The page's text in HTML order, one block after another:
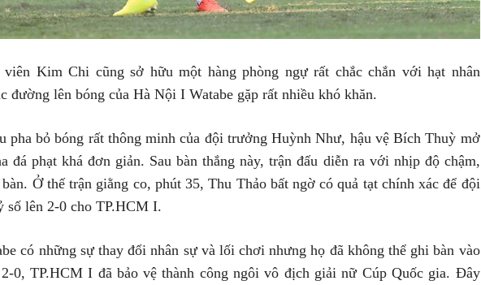
Kim Chi cũng sở hữu một hàng phòng ngự rất chắc chắn với hạt nhân
đường lên bóng của Hà Nội I Watabe gặp rất nhiều khó khăn.
pha bỏ bóng rất thông minh của đội trưởng Huỳnh Như, hậu vệ Bích Thuỳ mở
đá phạt khá đơn giản. Sau bàn thắng này, trận đấu diễn ra với nhịp độ chậm,
Ở thế trận giằng co, phút 35, Thu Thảo bất ngờ có quả tạt chính xác để đội
số lên 2-0 cho TP.HCM I.
có những sự thay đổi nhân sự và lối chơi nhưng họ đã không thể ghi bàn vào
0, TP.HCM I đã bảo vệ thành công ngôi vô địch giải nữ Cúp Quốc gia. Đây